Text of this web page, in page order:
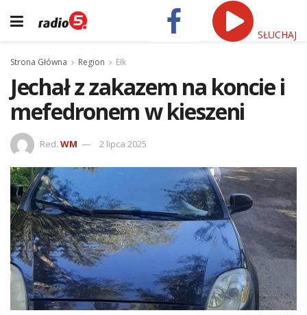
SŁUCHAJ
Strona Główna Region Ełk
Jechał z zakazem na koncie i
mefedronem w kieszeni
Red. WM 2 lipca 2025